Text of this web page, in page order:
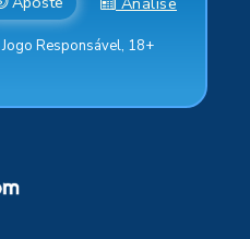
Jogo Responsável, 18+